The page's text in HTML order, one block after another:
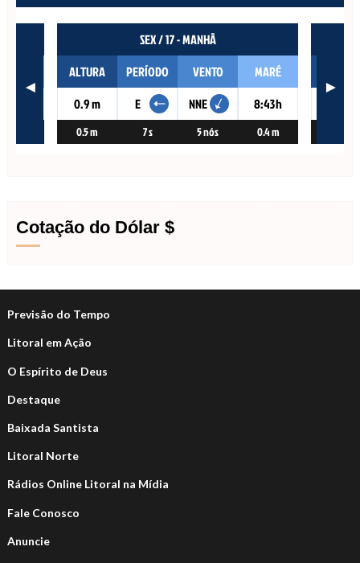
Cotação do Dólar $
Previsão do Tempo
Litoral em Ação
O Espírito de Deus
Destaque
Baixada Santista
Litoral Norte
Rádios Online Litoral na Mídia
Fale Conosco
Anuncie